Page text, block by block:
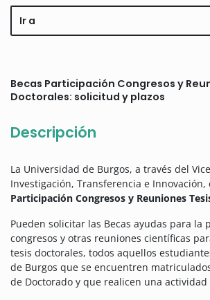
Ir a
Becas Participación Congresos y
Doctorales: solicitud y plazos
Descripción
La Universidad de Burgos, a través del
Investigación, Transferencia e Innovación,
Participación Congresos y Reuniones
Pueden solicitar las Becas ayudas para la
congresos y otras reuniones científicas
tesis doctorales, todos aquellos
de Burgos que se encuentren
de Doctorado y que realicen una